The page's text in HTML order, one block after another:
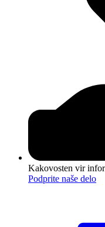
Kakovosten vir
Podprite naše delo